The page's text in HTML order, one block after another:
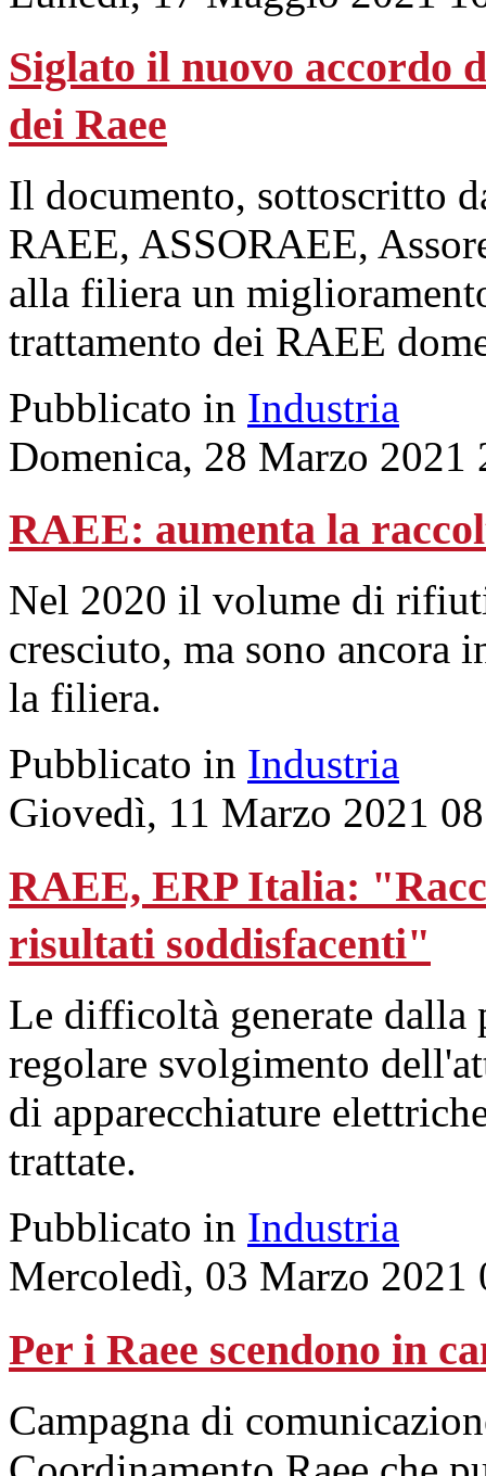
Siglato il nuovo accordo
dei Raee
Il documento, sottoscritto
RAEE, ASSORAEE,
alla filiera un
trattamento dei RAEE
Pubblicato in Industria
Domenica, 28 Marzo 2021
RAEE: aumenta la
Nel 2020 il volume di
cresciuto, ma sono ancora
la filiera.
Pubblicato in Industria
Giovedì, 11 Marzo 2021
RAEE, ERP Italia:
risultati soddisfacenti"
Le difficoltà generate dalla
regolare svolgimento
di apparecchiature
trattate.
Pubblicato in Industria
Mercoledì, 03 Marzo 2021
Per i Raee scendono in
Campagna di